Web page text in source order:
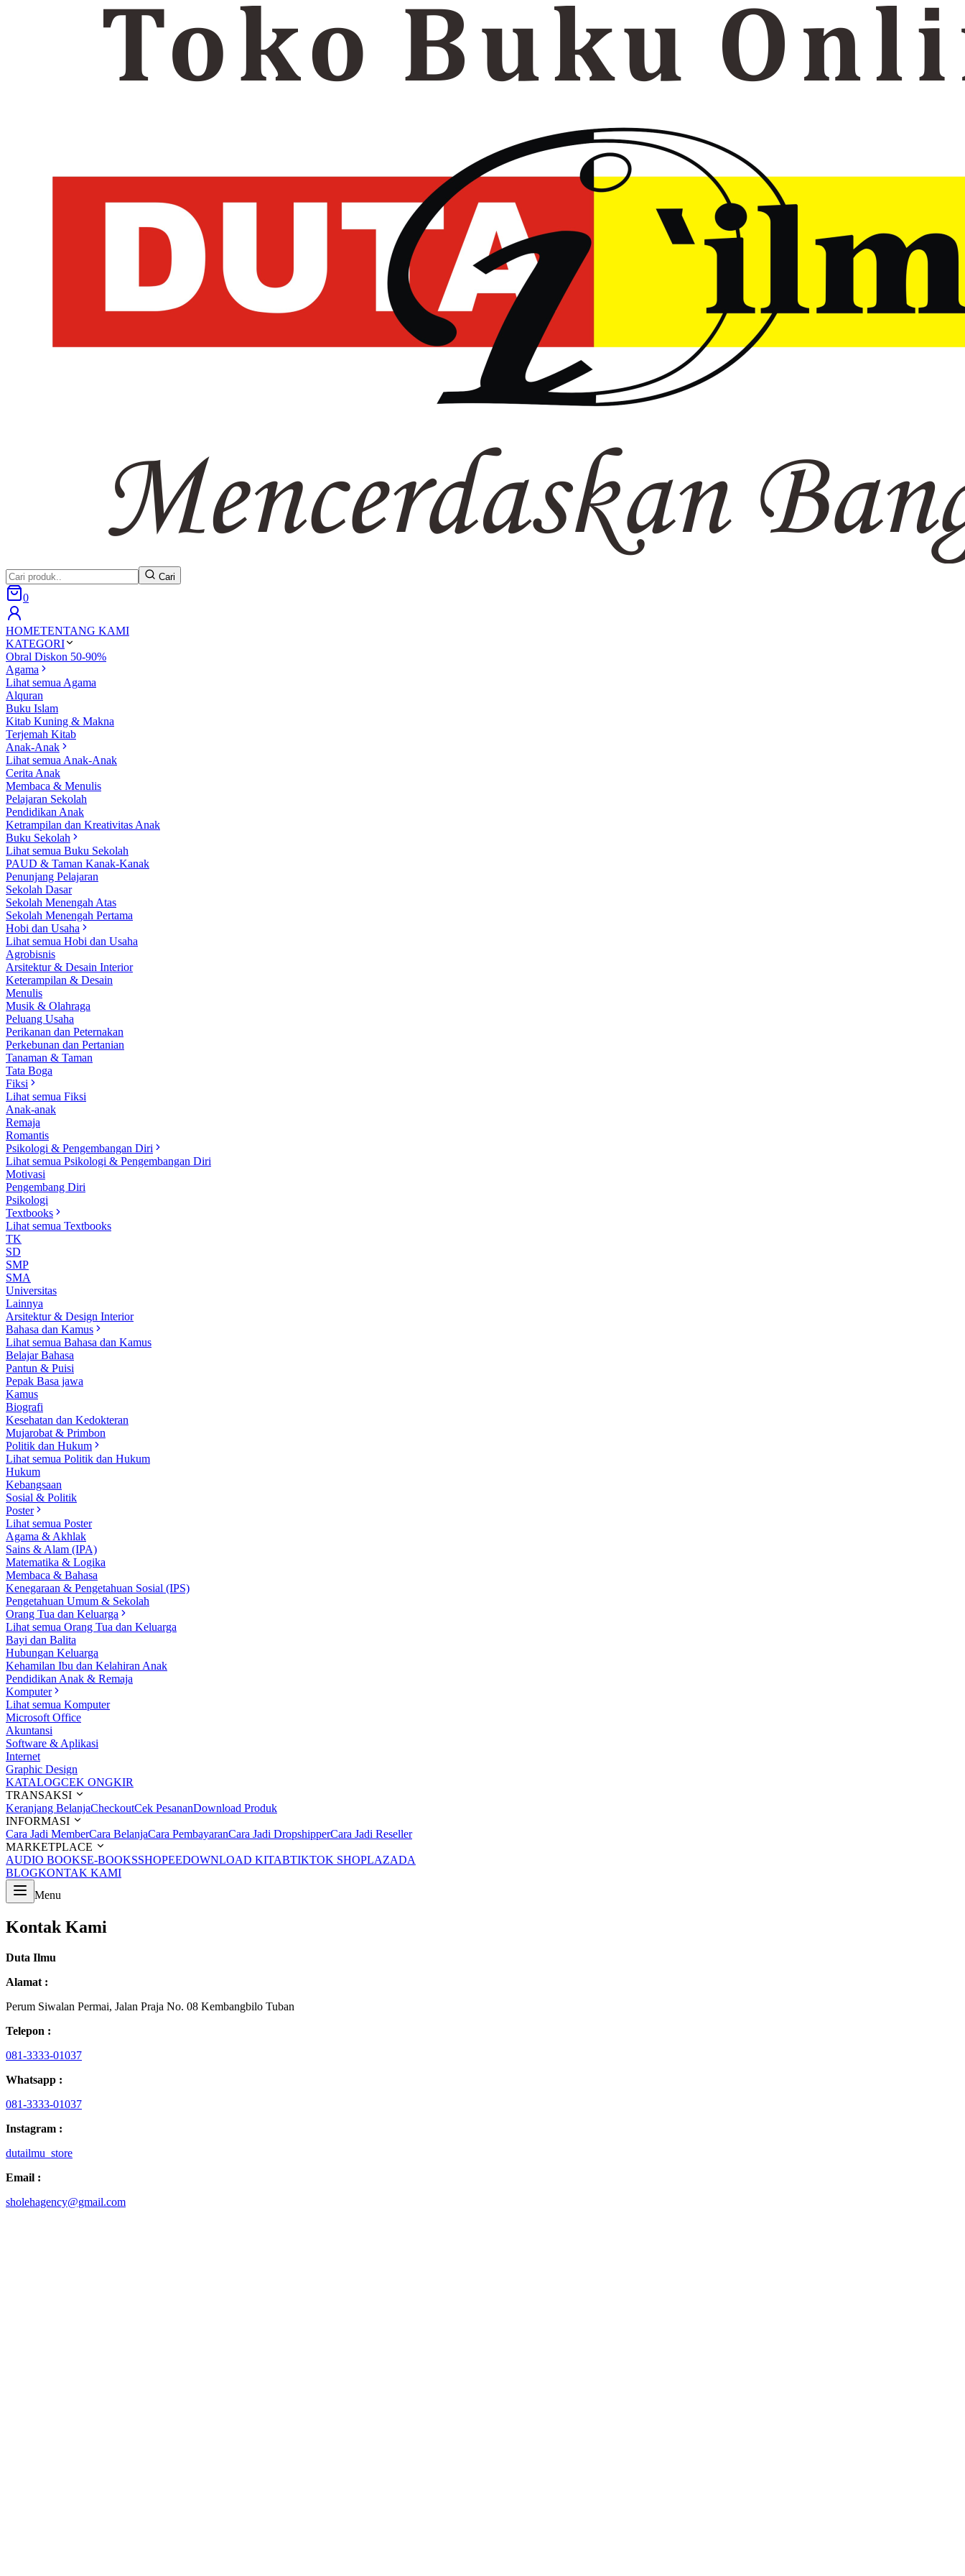
Cari
0
HOMETENTANG KAMI
KATEGORI
Obral Diskon 50-90%
Agama
Lihat semua Agama
Alquran
Buku Islam
Kitab Kuning & Makna
Terjemah Kitab
Anak-Anak
Lihat semua Anak-Anak
Cerita Anak
Membaca & Menulis
Pelajaran Sekolah
Pendidikan Anak
Ketrampilan dan Kreativitas Anak
Buku Sekolah
Lihat semua Buku Sekolah
PAUD & Taman Kanak-Kanak
Penunjang Pelajaran
Sekolah Dasar
Sekolah Menengah Atas
Sekolah Menengah Pertama
Hobi dan Usaha
Lihat semua Hobi dan Usaha
Agrobisnis
Arsitektur & Desain Interior
Keterampilan & Desain
Menulis
Musik & Olahraga
Peluang Usaha
Perikanan dan Peternakan
Perkebunan dan Pertanian
Tanaman & Taman
Tata Boga
Fiksi
Lihat semua Fiksi
Anak-anak
Remaja
Romantis
Psikologi & Pengembangan Diri
Lihat semua Psikologi & Pengembangan Diri
Motivasi
Pengembang Diri
Psikologi
Textbooks
Lihat semua Textbooks
TK
SD
SMP
SMA
Universitas
Lainnya
Arsitektur & Design Interior
Bahasa dan Kamus
Lihat semua Bahasa dan Kamus
Belajar Bahasa
Pantun & Puisi
Pepak Basa jawa
Kamus
Biografi
Kesehatan dan Kedokteran
Mujarobat & Primbon
Politik dan Hukum
Lihat semua Politik dan Hukum
Hukum
Kebangsaan
Sosial & Politik
Poster
Lihat semua Poster
Agama & Akhlak
Sains & Alam (IPA)
Matematika & Logika
Membaca & Bahasa
Kenegaraan & Pengetahuan Sosial (IPS)
Pengetahuan Umum & Sekolah
Orang Tua dan Keluarga
Lihat semua Orang Tua dan Keluarga
Bayi dan Balita
Hubungan Keluarga
Kehamilan Ibu dan Kelahiran Anak
Pendidikan Anak & Remaja
Komputer
Lihat semua Komputer
Microsoft Office
Akuntansi
Software & Aplikasi
Internet
Graphic Design
KATALOGCEK ONGKIR
TRANSAKSI
Keranjang BelanjaCheckoutCek PesananDownload Produk
INFORMASI
Cara Jadi MemberCara BelanjaCara PembayaranCara Jadi DropshipperCara Jadi Reseller
MARKETPLACE
AUDIO BOOKSE-BOOKSSHOPEEDOWNLOAD KITABTIKTOK SHOPLAZADA
BLOGKONTAK KAMI
Menu
Kontak Kami
Duta Ilmu
Alamat :
Perum Siwalan Permai, Jalan Praja No. 08 Kembangbilo Tuban
Telepon :
081-3333-01037
Whatsapp :
081-3333-01037
Instagram :
dutailmu_store
Email :
sholehagency@gmail.com